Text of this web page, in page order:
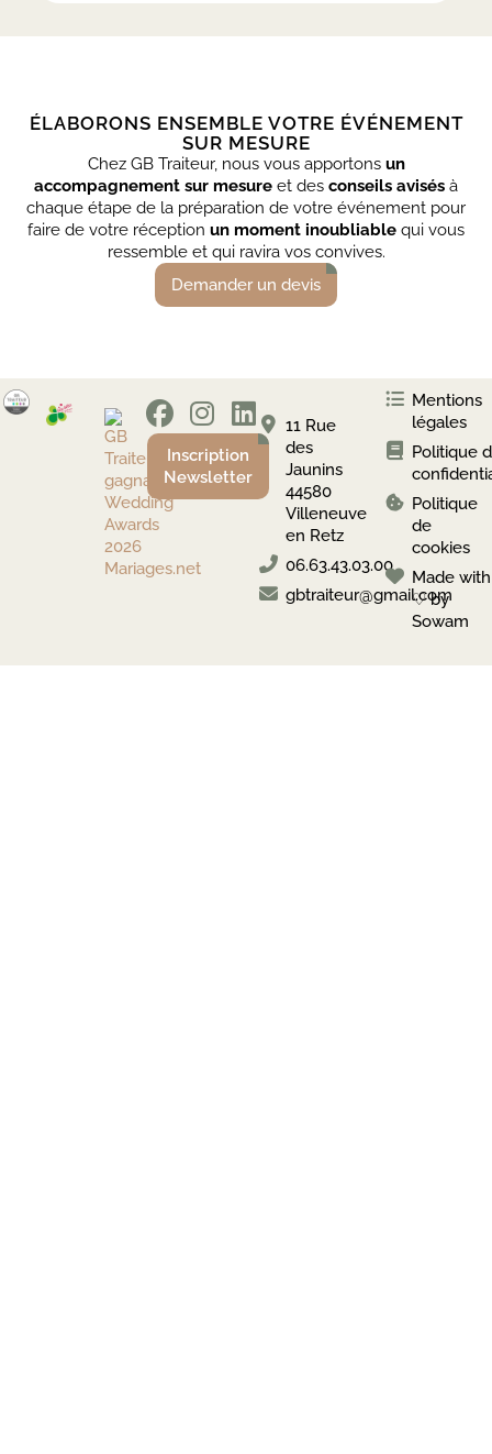
ÉLABORONS ENSEMBLE VOTRE ÉVÉNEMENT
SUR MESURE
Chez GB Traiteur, nous vous apportons un
accompagnement sur mesure et des conseils avisés à
chaque étape de la préparation de votre événement pour
faire de votre réception un moment inoubliable qui vous
ressemble et qui ravira vos convives.
Demander un devis
Inscription
Newsletter
11 Rue
des
Jaunins
44580
Villeneuve
en Retz
06.63.43.03.00
gbtraiteur@gmail.com
Mentions
légales
Politique
Politique
de
cookies
Made with
♡ by
Sowam